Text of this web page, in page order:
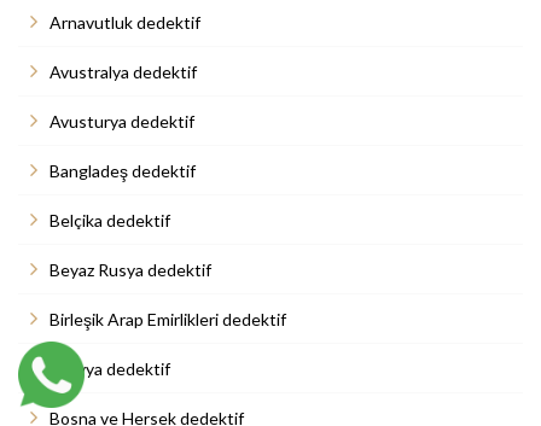
Arnavutluk dedektif
Avustralya dedektif
Avusturya dedektif
Bangladeş dedektif
Belçika dedektif
Beyaz Rusya dedektif
Birleşik Arap Emirlikleri dedektif
Bolivya dedektif
Bosna ve Hersek dedektif